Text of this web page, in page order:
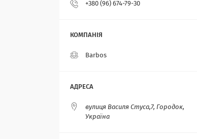
+380 (96) 674-79-30
Barbos
вулиця Василя Стуса,7, Городок,
Україна